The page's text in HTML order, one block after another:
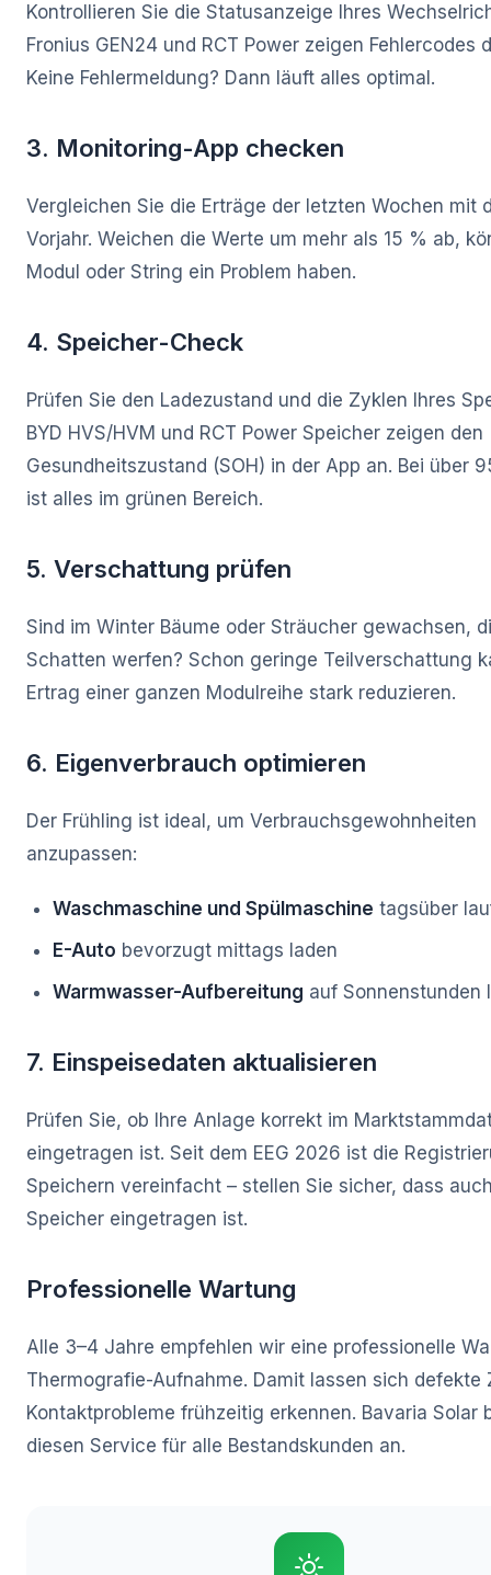
Kontrollieren Sie die Statusanzeige Ihres
Fronius GEN24 und RCT Power zeigen Fehlercodes
Keine Fehlermeldung? Dann läuft alles optimal.
3. Monitoring-App checken
Vergleichen Sie die Erträge der letzten Wochen mit
Vorjahr. Weichen die Werte um mehr als 15 % ab,
Modul oder String ein Problem haben.
4. Speicher-Check
Prüfen Sie den Ladezustand und die Zyklen Ihres
BYD HVS/HVM und RCT Power Speicher zeigen den
Gesundheitszustand (SOH) in der App an. Bei über
ist alles im grünen Bereich.
5. Verschattung prüfen
Sind im Winter Bäume oder Sträucher gewachsen,
Schatten werfen? Schon geringe Teilverschattung
Ertrag einer ganzen Modulreihe stark reduzieren.
6. Eigenverbrauch optimieren
Der Frühling ist ideal, um Verbrauchsgewohnheiten
anzupassen:
Waschmaschine und Spülmaschine tagsüber
E-Auto bevorzugt mittags laden
Warmwasser-Aufbereitung auf Sonnenstunden
7. Einspeisedaten aktualisieren
Prüfen Sie, ob Ihre Anlage korrekt im
eingetragen ist. Seit dem EEG 2026 ist die
Speichern vereinfacht – stellen Sie sicher, dass
Speicher eingetragen ist.
Professionelle Wartung
Alle 3–4 Jahre empfehlen wir eine professionelle
Thermografie-Aufnahme. Damit lassen sich defekte
Kontaktprobleme frühzeitig erkennen. Bavaria Solar
diesen Service für alle Bestandskunden an.